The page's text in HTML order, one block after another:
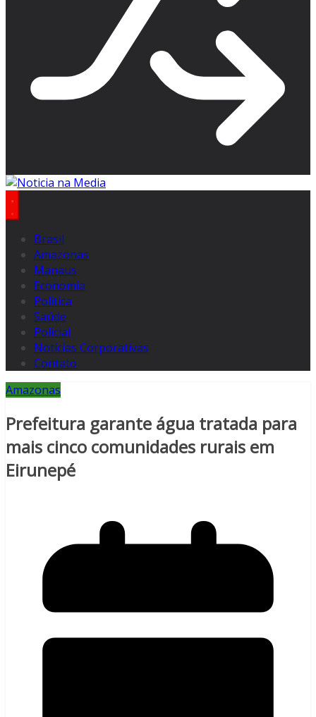
Brasil
Amazonas
Manaus
Economia
Politica
Saúde
Policial
Notícias Corporativas
Contato
Amazonas
Prefeitura garante água tratada para
mais cinco comunidades rurais em
Eirunepé